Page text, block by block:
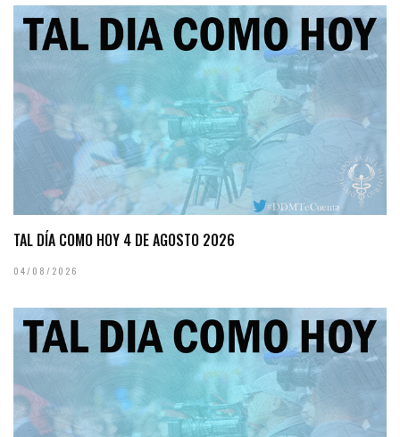
TAL DÍA COMO HOY 4 DE AGOSTO 2026
04/08/2026